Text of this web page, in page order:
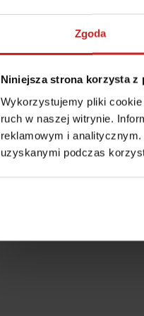
Zgoda
Niniejsza strona korzysta z
Wykorzystujemy pliki
ruch w naszej witrynie.
reklamowym i
uzyskanymi podczas